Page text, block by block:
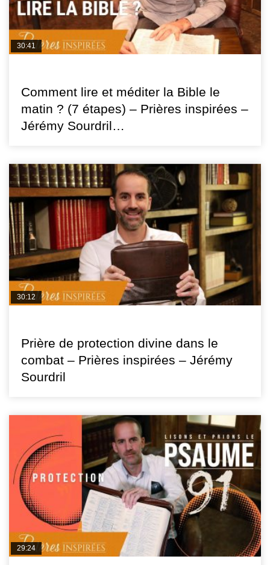
30:41
Comment lire et méditer la Bible le
matin ? (7 étapes) – Prières inspirées –
Jérémy Sourdril…
30:12
Prière de protection divine dans le
combat – Prières inspirées – Jérémy
Sourdril
29:24